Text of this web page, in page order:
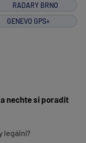
RADARY BRNO
GENEVO GPS+
nechte si poradit
legální?